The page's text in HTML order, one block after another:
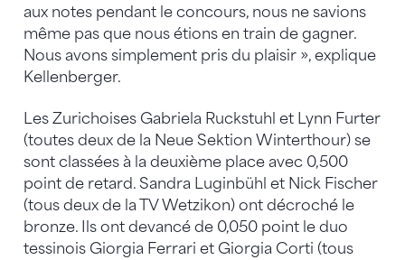
aux notes pendant le concours, nous ne savions
même pas que nous étions en train de gagner.
Nous avons simplement pris du plaisir », explique
Kellenberger.
Les Zurichoises Gabriela Ruckstuhl et Lynn Furter
(toutes deux de la Neue Sektion Winterthour) se
sont classées à la deuxième place avec 0,500
point de retard. Sandra Luginbühl et Nick Fischer
(tous deux de la TV Wetzikon) ont décroché le
bronze. Ils ont devancé de 0,050 point le duo
tessinois Giorgia Ferrari et Giorgia Corti (tous